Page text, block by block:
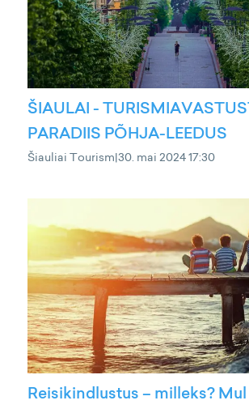
ŠIAULAI -
PARADIIS PÕHJA-LEEDUS
Šiauliai Tourism|30. mai 2024 17:30
Reisikindlustus – milleks?